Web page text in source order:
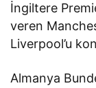
İngiltere
veren
Liverpool’u
Almanya